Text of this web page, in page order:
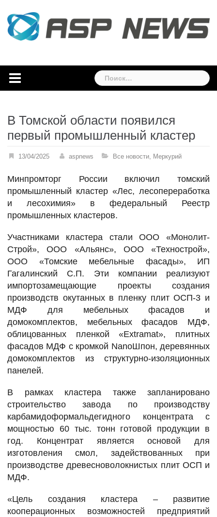
content
Найти:
В Томской области появился
первый промышленный кластер
13/04/2025 aspnews Все новости, Меркурий
Минпромторг России включил томский
промышленный кластер «Лес, лесопереработка
и лесохимия» в федеральный Реестр
промышленных кластеров.
Участниками кластера стали ООО «Монолит-
Строй», ООО «Альянс», ООО «Технострой»,
ООО «Томские мебельные фасады», ИП
Гагалинский С.П. Эти компании реализуют
импортозамещающие проекты создания
производств окутанных в пленку плит ОСП-3 и
МДФ для мебельных фасадов и
домокомплектов, мебельных фасадов МДФ,
облицованных пленкой «Extramat», плитных
фасадов МДФ с кромкой NanoШпон, деревянных
домокомплектов из структурно-изоляционных
панелей.
В рамках кластера также запланировано
строительство завода по производству
карбамидоформальдегидного концентрата с
мощностью 60 тыс. тонн готовой продукции в
год. Концентрат является основой для
изготовления смол, задействованных при
производстве древесноволокнистых плит ОСП и
МДФ.
«Цель создания кластера – развитие
кооперационных возможностей предприятий